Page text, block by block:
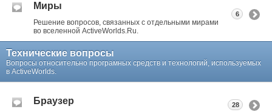
Миры
Решение вопросов, связанных с отдельными мирами
во вселенной ActiveWorlds.Ru.
6
Технические вопросы
Вопросы относительно програмных средств и технологий, используемых
в ActiveWorlds.
Браузер 28